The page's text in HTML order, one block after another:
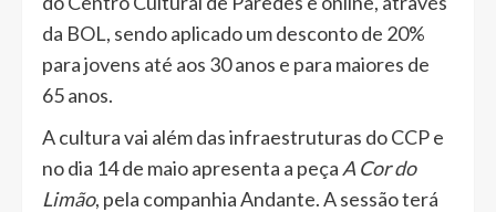
da BOL, sendo aplicado um desconto de 20%
para jovens até aos 30 anos e para maiores de
65 anos.
A cultura vai além das infraestruturas do CCP e
no dia 14 de maio apresenta a peça A Cor do
Limão, pela companhia Andante. A sessão terá